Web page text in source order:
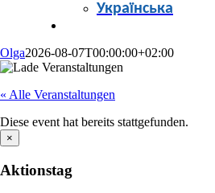
Українська
Olga2026-08-07T00:00:00+02:00
« Alle Veranstaltungen
Diese event hat bereits stattgefunden.
×
Aktionstag